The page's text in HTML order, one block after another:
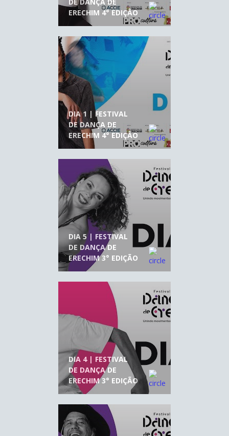
ERECHIM 4° EDIÇÃO
DIA 1 | FESTIVAL
DE DANÇA DE
ERECHIM 4° EDIÇÃO
DIA 5 | FESTIVAL
DE DANÇA DE
ERECHIM 3° EDIÇÃO
DIA 4 | FESTIVAL
DE DANÇA DE
ERECHIM 3° EDIÇÃO